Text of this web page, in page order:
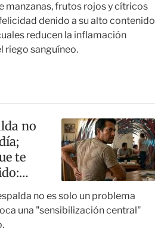
manzanas, frutos rojos y cítricos
denido a su alto contenido
reducen la inflamación
riego sanguíneo.
no
te
no es solo un problema
una "sensibilización central"